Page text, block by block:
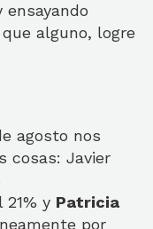
alguno, logre
agosto nos
cosas: Javier
21% y Patricia
por